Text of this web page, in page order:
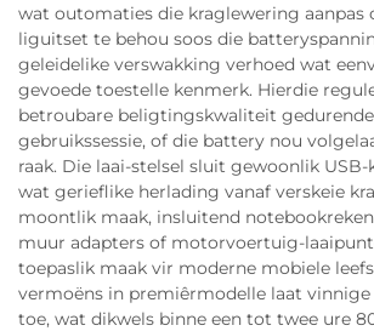
wat outomaties die kraglewering aanpas
liguitset te behou soos die
geleidelike verswakking verhoed wat
gevoede toestelle kenmerk. Hierdie
betroubare beligtingskwaliteit
gebruikssessie, of die battery nou
raak. Die laai-stelsel sluit gewoonlik
wat gerieflike herlading vanaf verskeie
moontlik maak, insluitend
muur adapters of motorvoertuig-
toepaslik maak vir moderne mobiele
vermoëns in premiêrmodelle laat
toe, wat dikwels binne een tot twee ure